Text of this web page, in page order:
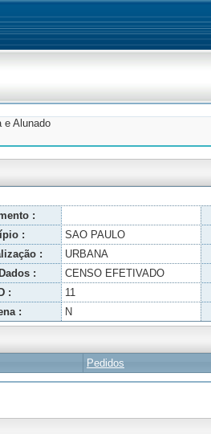
e Alunado
:
: SAO PAULO
: URBANA
: CENSO EFETIVADO
: 11
: N
Pedidos